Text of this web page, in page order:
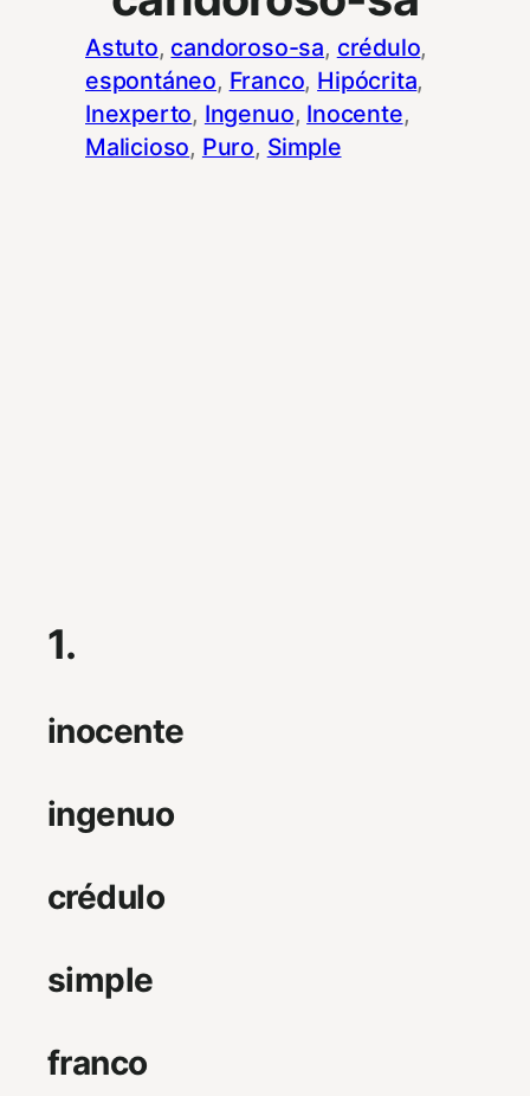
Astuto, candoroso-sa, crédulo
espontáneo, Franco, Hipócrita
Inexperto, Ingenuo, Inocente
Malicioso, Puro, Simple
1.
inocente
ingenuo
crédulo
simple
franco